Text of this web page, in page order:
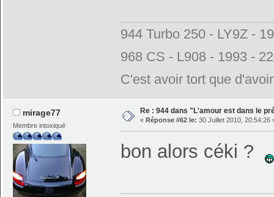
944 Turbo 250 - LY9Z -
968 CS - L908 - 1993 -
C'est avoir tort que
mirage77
Membre intoxiqué
Re : 944 dans "L'amour est dans le
« Réponse #62 le: 30 Juillet 2010, 20:54:26
bon alors céki ?